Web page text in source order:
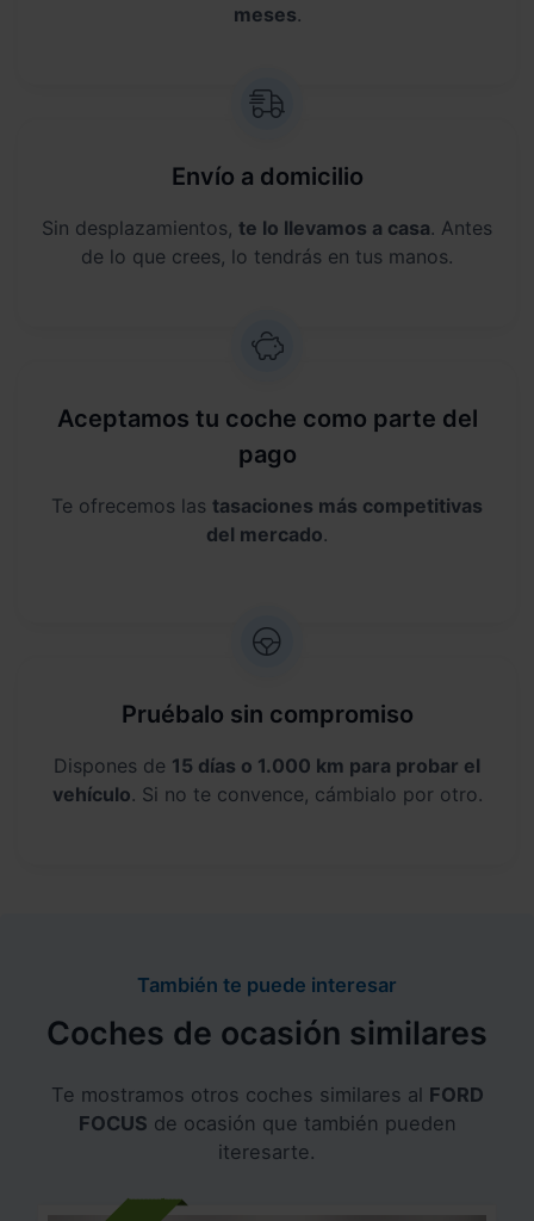
meses.
Envío a domicilio
Sin desplazamientos, te lo llevamos a casa. Antes
de lo que crees, lo tendrás en tus manos.
Aceptamos tu coche como parte del
pago
Te ofrecemos las tasaciones más competitivas
del mercado.
Pruébalo sin compromiso
Dispones de 15 días o 1.000 km para probar el
vehículo. Si no te convence, cámbialo por otro.
También te puede interesar
Coches de ocasión similares
Te mostramos otros coches similares al FORD
FOCUS de ocasión que también pueden
iteresarte.